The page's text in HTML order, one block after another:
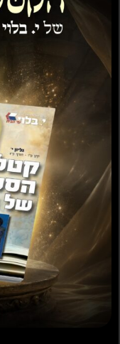
הגדה על פי
רבותינו הרמחל
– כריכה
₪20.00
הוספה לסל